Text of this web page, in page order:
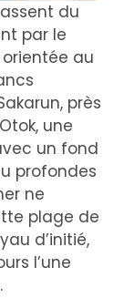
du
par le
au
près
une
un fond
profondes
ne
plage de
d’initié,
l’une